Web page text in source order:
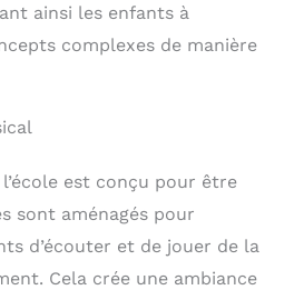
cadeau idéale pour Noël
ainsi les enfants à
complexes de manière
l’école est conçu pour être
sont aménagés pour
d’écouter et de jouer de la
Cela crée une ambiance